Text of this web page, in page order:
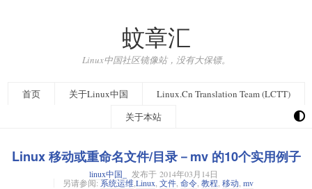
蚊章汇
Linux中国社区镜像站，没有大保镖。
首页 关于Linux中国
Linux.Cn Translation Team (LCTT)
关于本站
Linux 移动或重命名文件/目录－mv 的10个实用例子
linux中国_ 发布于 2014年03月14日
另请参阅: 系统运维,Linux 文件, 命令, 教程 移动 mv